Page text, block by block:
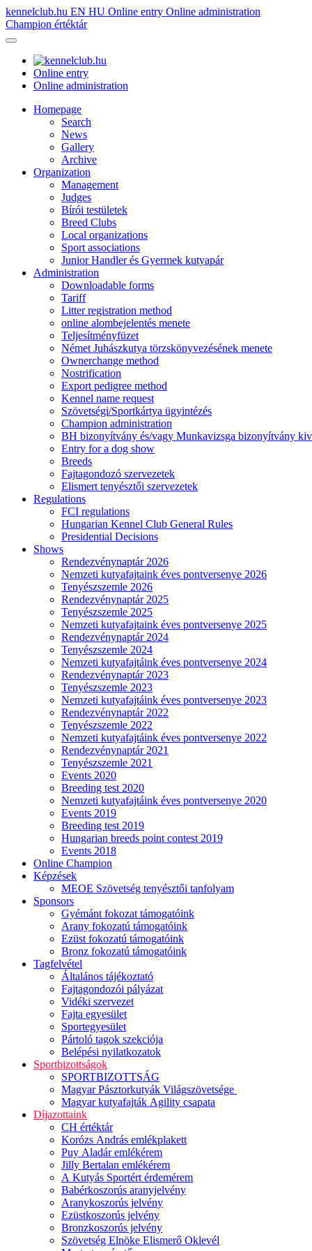
kennelclub.hu EN HU Online entry Online administration
Champion értéktár
Online entry
Online administration
Homepage
Search
News
Gallery
Archive
Organization
Management
Judges
Bírói testületek
Breed Clubs
Local organizations
Sport associations
Junior Handler és Gyermek kutyapár
Administration
Downloadable forms
Tariff
Litter registration method
online alombejelentés menete
Teljesítményfüzet
Német Juhászkutya törzskönyvezésének menete
Ownerchange method
Nostrification
Export pedigree method
Kennel name request
Szövetségi/Sportkártya ügyintézés
Champion administration
BH bizonyítvány és/vagy Munkavizsga bizonyítvány
Entry for a dog show
Breeds
Fajtagondozó szervezetek
Elismert tenyésztői szervezetek
Regulations
FCI regulations
Hungarian Kennel Club General Rules
Presidential Decisions
Shows
Rendezvénynaptár 2026
Nemzeti kutyafajtaink éves pontversenye 2026
Tenyészszemle 2026
Rendezvénynaptár 2025
Tenyészszemle 2025
Nemzeti kutyafajtaink éves pontversenye 2025
Rendezvénynaptár 2024
Tenyészszemle 2024
Nemzeti kutyafajtáink éves pontversenye 2024
Rendezvénynaptár 2023
Tenyészszemle 2023
Nemzeti kutyafajtáink éves pontversenye 2023
Rendezvénynaptár 2022
Tenyészszemle 2022
Nemzeti kutyafajtáink éves pontversenye 2022
Rendezvénynaptár 2021
Tenyészszemle 2021
Events 2020
Breeding test 2020
Nemzeti kutyafajtáink éves pontversenye 2020
Events 2019
Breeding test 2019
Hungarian breeds point contest 2019
Events 2018
Online Champion
Képzések
MEOE Szövetség tenyésztői tanfolyam
Sponsors
Gyémánt fokozat támogatóink
Arany fokozatú támogatóink
Ezüst fokozatú támogatóink
Bronz fokozatú támogatóink
Tagfelvétel
Általános tájékoztató
Fajtagondozói pályázat
Vidéki szervezet
Fajta egyesület
Sportegyesület
Pártoló tagok szekciója
Belépési nyilatkozatok
Sportbizottságok
SPORTBIZOTTSÁG
Magyar Pásztorkutyák Világszövetsége
Magyar kutyafajták Agility csapata
Díjazottaink
CH értéktár
Korózs András emlékplakett
Puy Aladár emlékérem
Jilly Bertalan emlékérem
A Kutyás Sportért érdemérem
Babérkoszorús aranyjelvény
Aranykoszorús jelvény
Ezüstkoszorús jelvény
Bronzkoszorús jelvény
Szövetség Elnöke Elismerő Oklevél